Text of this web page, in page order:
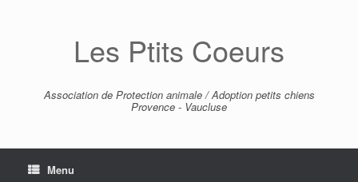
Les Ptits Coeurs
Association de Protection animale / Adoption petits chiens
Provence - Vaucluse
Menu